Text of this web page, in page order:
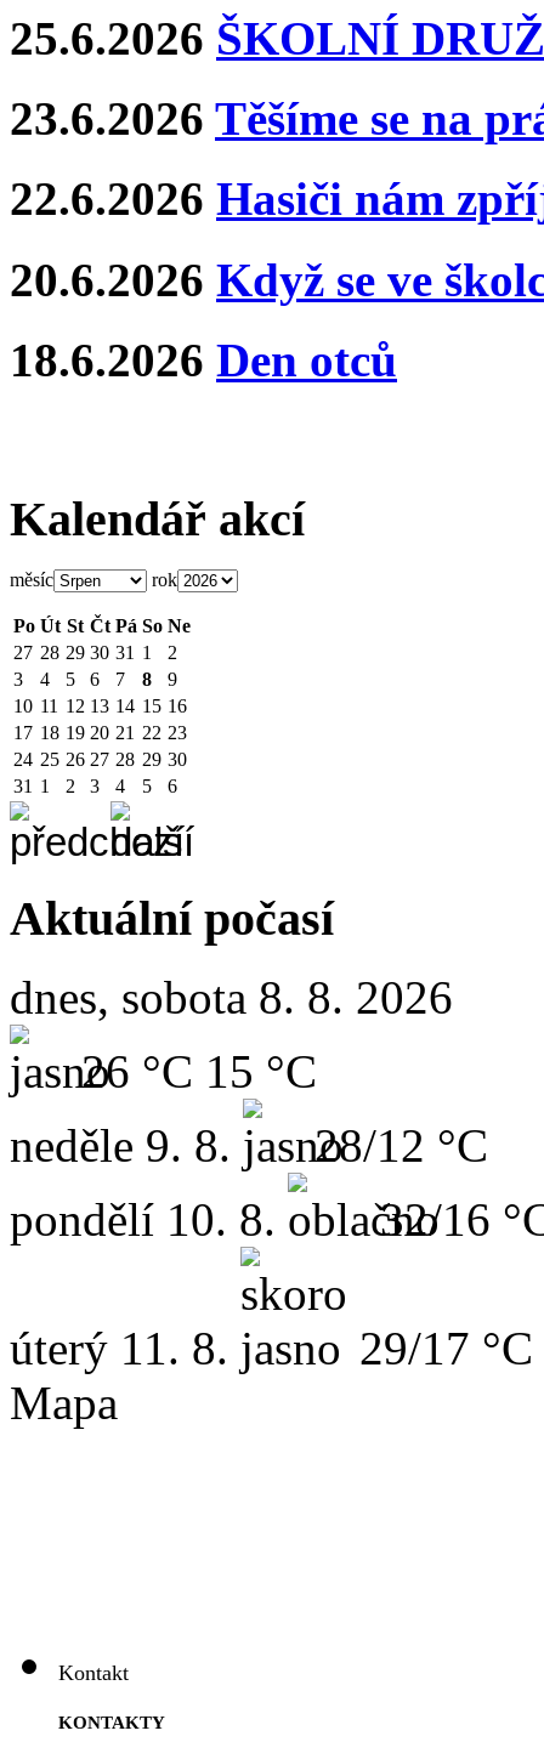
25.6.2026 ŠKOLNÍ
23.6.2026 Těšíme se na
22.6.2026 Hasiči nám
20.6.2026 Když se ve
18.6.2026 Den otců
Kalendář akcí
měsíc rok
Po Út St Čt Pá So Ne
27 28 29 30 31 1
2
3
4 5 6 7 8
9
10 11 12 13 14 15 16
17 18 19 20 21 22 23
24 25 26 27 28 29 30
31 1 2 3 4 5 6
Aktuální počasí
dnes, sobota 8. 8. 2026
26 °C 15 °C
neděle 9. 8.
28/12 °C
pondělí 10. 8. 32/16
úterý 11. 8.
29/17 °C
Mapa
Kontakt
KONTAKTY